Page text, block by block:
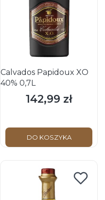
Calvados Papidoux XO
40% 0,7L
Cena
142,99 zł
DO KOSZYKA